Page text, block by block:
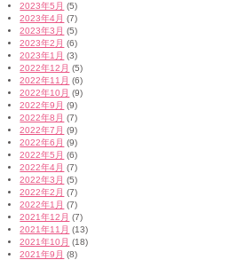
2023年5月 (5)
2023年4月 (7)
2023年3月 (5)
2023年2月 (6)
2023年1月 (3)
2022年12月 (5)
2022年11月 (6)
2022年10月 (9)
2022年9月 (9)
2022年8月 (7)
2022年7月 (9)
2022年6月 (9)
2022年5月 (6)
2022年4月 (7)
2022年3月 (5)
2022年2月 (7)
2022年1月 (7)
2021年12月 (7)
2021年11月 (13)
2021年10月 (18)
2021年9月 (8)